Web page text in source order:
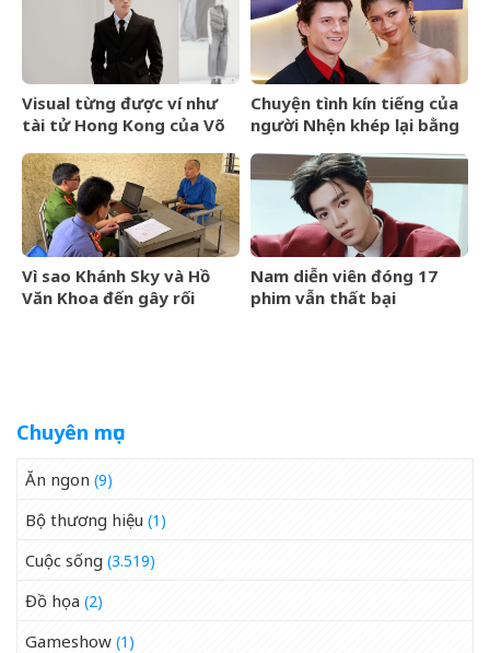
như ảnh tự đăng?
cùng mẹ
Visual từng được ví như
tài tử Hong Kong của Võ
tranh cãi vì một thay đổi
Chuyện tình kín tiếng của
người Nhện khép lại bằng
Vì sao Khánh Sky và Hồ
Văn Khoa đến gây rối
Nam diễn viên đóng 17
phim vẫn thất bại
Chuyên mục
Ăn ngon (9)
Bộ thương hiệu (1)
Cuộc sống (3.519)
Đồ họa (2)
Gameshow (1)